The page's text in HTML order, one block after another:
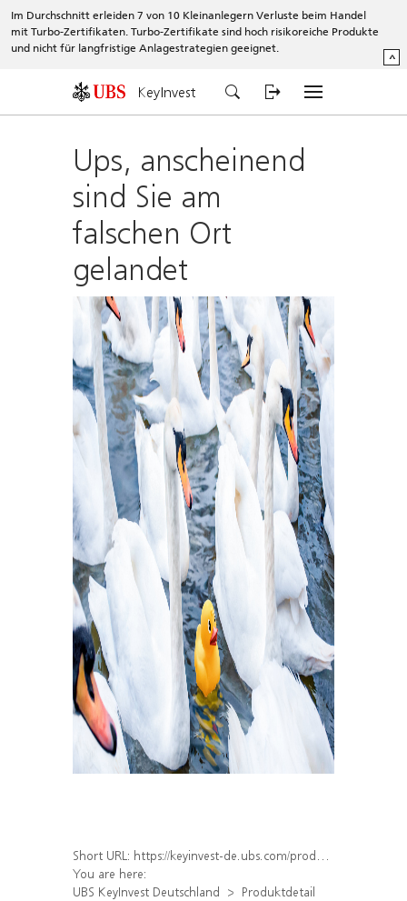
Im Durchschnitt erleiden 7 von 10 Kleinanlegern Verluste beim Handel
mit Turbo-Zertifikaten. Turbo-Zertifikate sind hoch risikoreiche Produkte
und nicht für langfristige Anlagestrategien geeignet.
^
KeyInvest
Ups, anscheinend
sind Sie am
falschen Ort
gelandet
Short URL: https://keyinvest-de.ubs.com/produkt/detail/index/isin/DE000WA7C3K2
You are here:
UBS KeyInvest Deutschland
Produktdetail